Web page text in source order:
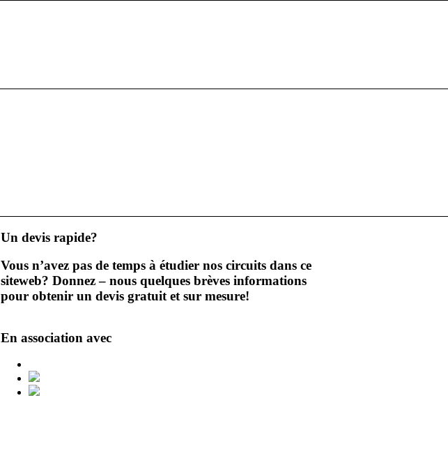
Un devis rapide?
Vous n’avez pas de temps à étudier nos circuits dans ce
siteweb? Donnez – nous quelques brèves informations
pour obtenir un devis gratuit et sur mesure!
En association avec